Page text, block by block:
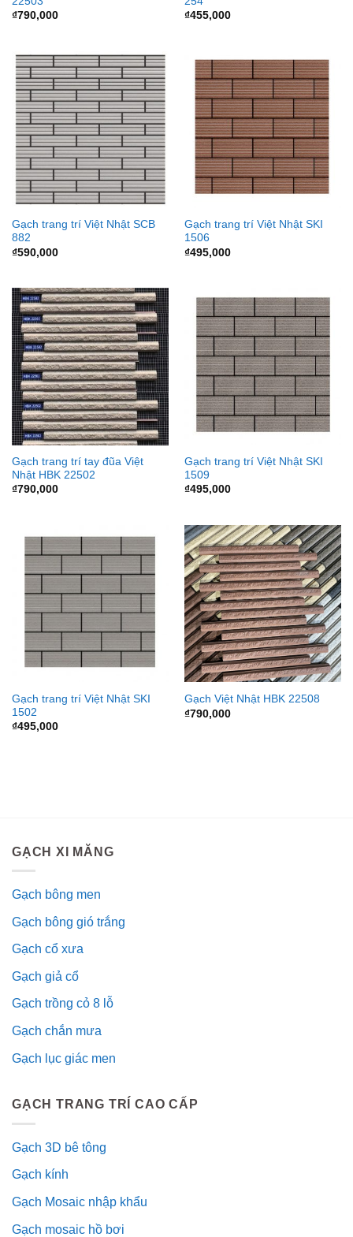
₫790,000
₫455,000
Gạch trang trí Việt Nhật SCB
882
₫590,000
Gạch trang trí Việt Nhật SKI
1506
₫495,000
Gạch trang trí tay đũa Việt
Nhật HBK 22502
₫790,000
Gạch trang trí Việt Nhật SKI
1509
₫495,000
Gạch trang trí Việt Nhật SKI
1502
₫495,000
Gạch Việt Nhật HBK 22508
₫790,000
GẠCH XI MĂNG
Gạch bông men
Gạch bông gió trắng
Gạch cổ xưa
Gạch giả cổ
Gạch trồng cỏ 8 lỗ
Gạch chắn mưa
Gạch lục giác men
GẠCH TRANG TRÍ CAO CẤP
Gạch 3D bê tông
Gạch kính
Gạch Mosaic nhập khẩu
Gạch mosaic hồ bơi